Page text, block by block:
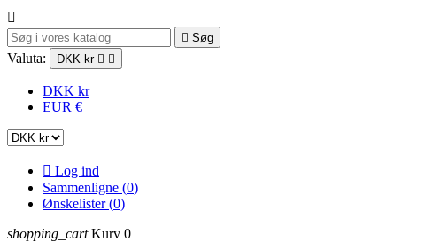

 Søg
Valuta: DKK kr  
DKK kr
EUR €
 Log ind
Sammenligne (0)
Ønskelister (0)
shopping_cart Kurv 0